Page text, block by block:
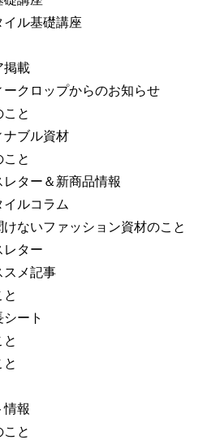
イル基礎講座
掲載
ークロップからのお知らせ
こと
ナブル資材
と
レター＆新商品情報
イルコラム
ないファッション資材のこと
レター
スメ記事
ート
情報
と